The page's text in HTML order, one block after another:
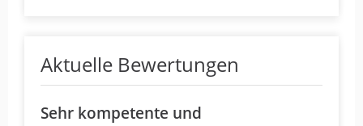
Aktuelle Bewertungen
Sehr kompetente und